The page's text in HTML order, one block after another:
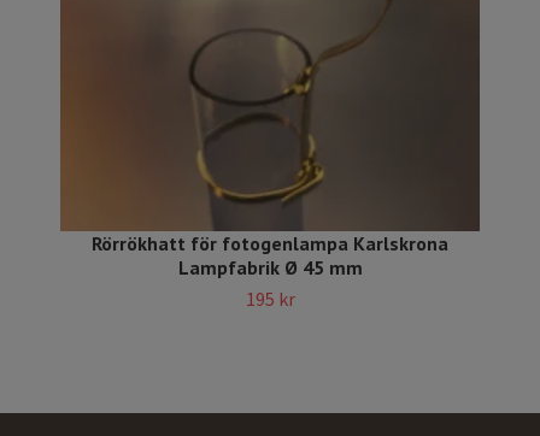
Rörrökhatt för fotogenlampa Karlskrona
Lampfabrik Ø 45 mm
195 kr